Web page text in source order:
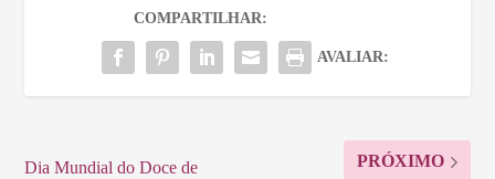
COMPARTILHAR:
AVALIAR:
Dia Mundial do Doce de
PRÓXIMO